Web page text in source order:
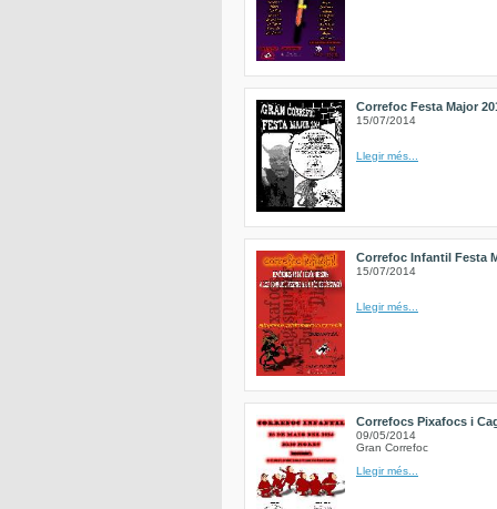
Correfoc Festa Major
15/07/2014
Llegir més...
Correfoc Infantil Festa
15/07/2014
Llegir més...
Correfocs Pixafocs i
09/05/2014
Gran Correfoc
Llegir més...